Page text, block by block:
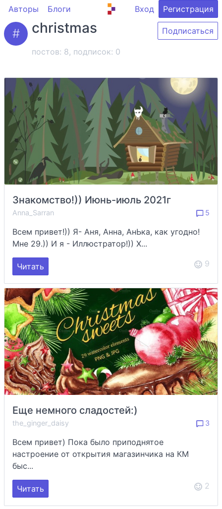
Авторы Блоги Вход Регистрация
christmas
постов: 8, подписок: 0
Подписаться
Знакомство!)) Июнь-июль 2021г
Anna_Sarran 5
Всем привет!)) Я- Аня, Анна, АнЬка, как угодно!
Мне 29.)) И я - Иллюстратор!)) Х...
Читать 9
Еще немного сладостей:)
the_ginger_daisy 3
Всем привет) Пока было приподнятое
настроение от открытия магазинчика на КМ
быс...
Читать 2